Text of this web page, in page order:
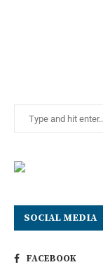
SOCIAL MEDIA
FACEBOOK